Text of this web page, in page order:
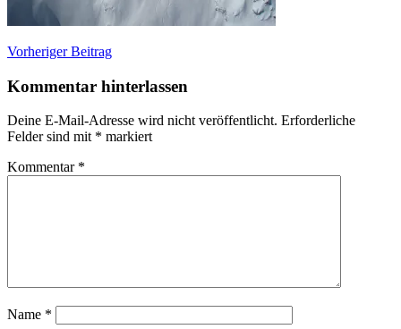
Beitragsnavigation
Vorheriger Beitrag
Kommentar hinterlassen
Deine E-Mail-Adresse wird nicht veröffentlicht. Erforderliche
Felder sind mit * markiert
Kommentar *
Name *